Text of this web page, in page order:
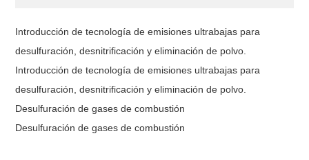
Introducción de tecnología de emisiones ultrabajas para
desulfuración, desnitrificación y eliminación de polvo.
Introducción de tecnología de emisiones ultrabajas para
desulfuración, desnitrificación y eliminación de polvo.
Desulfuración de gases de combustión
Desulfuración de gases de combustión